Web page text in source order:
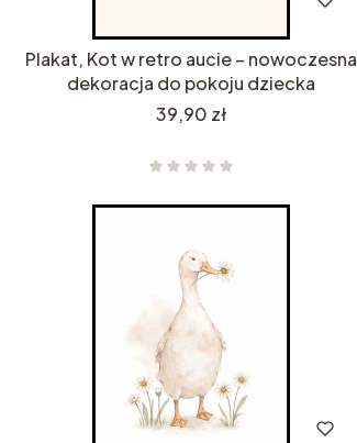
Plakat, Kot w retro aucie – nowoczesna
dekoracja do pokoju dziecka
Cena
39,90 zł